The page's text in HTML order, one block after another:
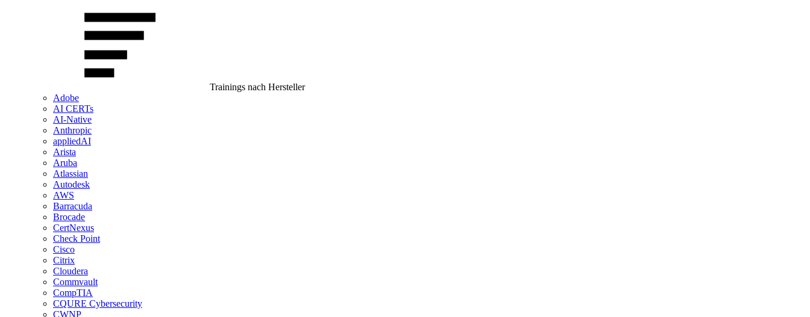
Trainings nach Hersteller
Adobe
AI CERTs
AI-Native
Anthropic
appliedAI
Arista
Aruba
Atlassian
Autodesk
AWS
Barracuda
Brocade
CertNexus
Check Point
Cisco
Citrix
Cloudera
Commvault
CompTIA
CQURE Cybersecurity
CWNP